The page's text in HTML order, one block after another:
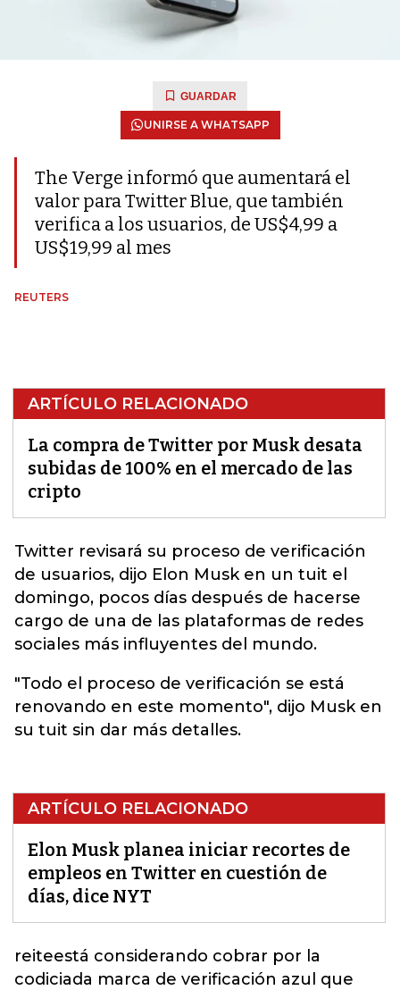
GUARDAR
UNIRSE A WHATSAPP
The Verge informó que aumentará el
valor para Twitter Blue, que también
verifica a los usuarios, de US$4,99 a
US$19,99 al mes
REUTERS
ARTÍCULO RELACIONADO
La compra de Twitter por Musk desata
subidas de 100% en el mercado de las
cripto
Twitter revisará su proceso de verificación
de usuarios, dijo Elon Musk en un tuit el
domingo, pocos días después de hacerse
cargo de una de las plataformas de redes
sociales más influyentes del mundo.
"Todo el proceso de verificación se está
renovando en este momento", dijo Musk en
su tuit sin dar más detalles.
ARTÍCULO RELACIONADO
Elon Musk planea iniciar recortes de
empleos en Twitter en cuestión de
días, dice NYT
reiteestá considerando cobrar por la
codiciada marca de verificación azul que